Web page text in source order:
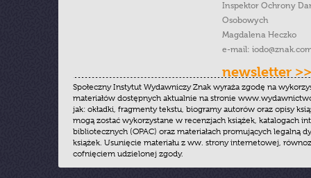
Inspektor Ochrony
Osobowych
Magdalena Heczko
e-mail:
newsletter >>
Społeczny Instytut Wydawniczy Znak wyraża zgodę na
materiałów dostępnych aktualnie na stronie
jak: okładki, fragmenty tekstu, biogramy autorów oraz opisy
mogą zostać wykorzystane w recenzjach książek, katalogach
bibliotecznych (OPAC) oraz materiałach promujących legalną
książek. Usunięcie materiału z ww. strony internetowej,
cofnięciem udzielonej zgody.